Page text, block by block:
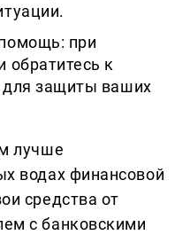
при
обратитесь к
для защиты ваших
лучше
водах финансовой
средства от
с банковскими